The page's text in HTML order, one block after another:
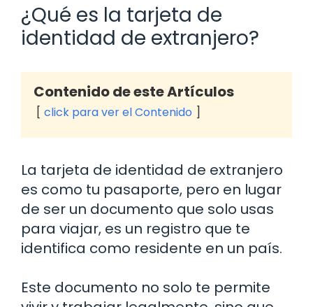
¿Qué es la tarjeta de
identidad de extranjero?
Contenido de este Artículos
click para ver el Contenido
La tarjeta de identidad de extranjero
es como tu pasaporte, pero en lugar
de ser un documento que solo usas
para viajar, es un registro que te
identifica como residente en un país.
Este documento no solo te permite